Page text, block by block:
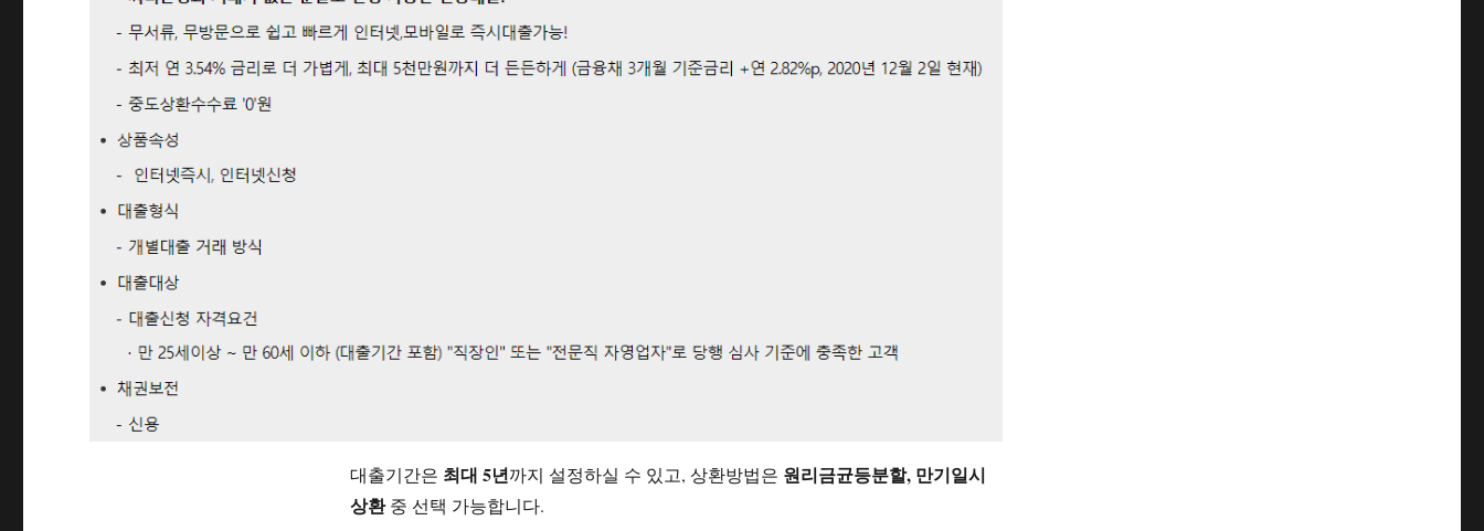
대출기간은 최대 5년까지 설정하실 수 있고, 상환방법은 원리금균등분할, 만기일시
상환중 선택 가능합니다.